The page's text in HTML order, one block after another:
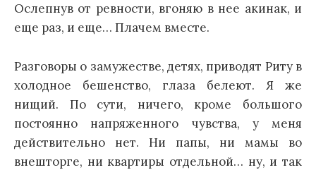
Ослепнув от ревности, вгоняю в нее акинак, и
еще раз, и еще… Плачем вместе.
Разговоры о замужестве, детях, приводят Риту в
холодное бешенство, глаза белеют. Я же
нищий. По сути, ничего, кроме большого
постоянно напряженного чувства, у меня
действительно нет. Ни папы, ни мамы во
внешторге, ни квартиры отдельной… ну, и так